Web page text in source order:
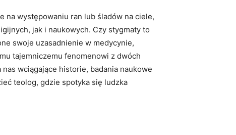
na‍ występowaniu ran lub śladów ⁢na ciele,
jak i naukowych. Czy stygmaty to
swoje uzasadnienie w medycynie,
tajemniczemu fenomenowi z dwóch
wciągające historie, badania naukowe
teolog,⁣ gdzie spotyka się ludzka